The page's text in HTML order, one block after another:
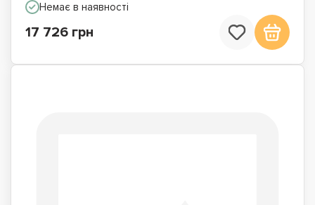
Немає в наявності
17 726 грн